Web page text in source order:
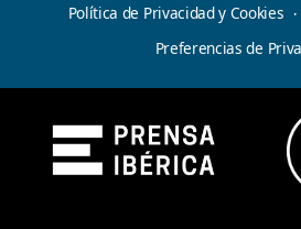
Política de Privacidad y Cookies
Preferencias de